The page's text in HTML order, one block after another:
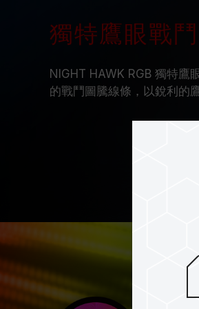
獨特鷹眼戰
NIGHT HAWK RGB 獨特鷹
的戰鬥圖騰線條，以銳利的